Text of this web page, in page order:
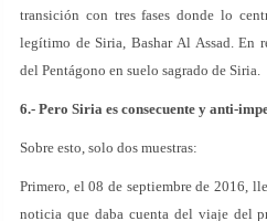
transición con tres fases donde lo
legítimo de Siria, Bashar Al Assad. En
del Pentágono en suelo sagrado de Siria.
6.- Pero Siria es consecuente y anti-
Sobre esto, solo dos muestras:
Primero, el 08 de septiembre de 2016,
noticia que daba cuenta del viaje del